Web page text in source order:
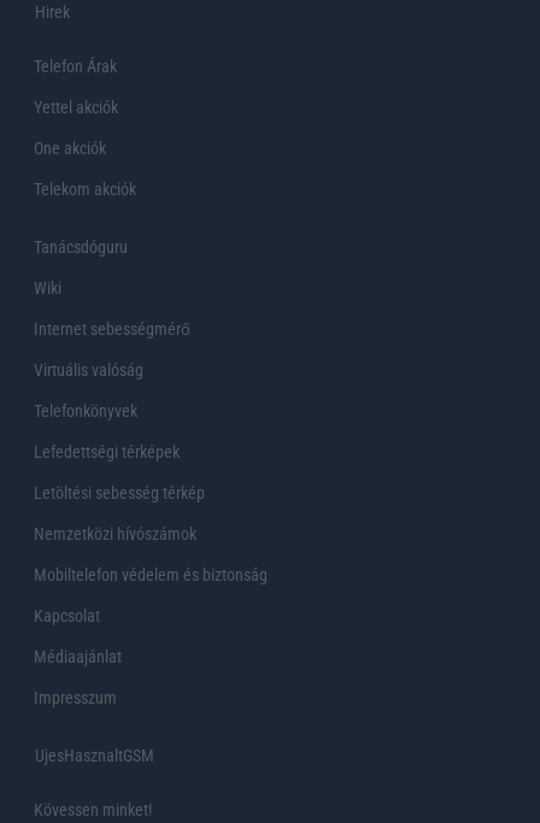
Hirek
Telefon Árak
Yettel akciók
One akciók
Telekom akciók
Tanácsdóguru
Wiki
Internet sebességmérő
Virtuális valóság
Telefonkönyvek
Lefedettségi térképek
Letöltési sebesség térkép
Nemzetközi hívószámok
Mobiltelefon védelem és biztonság
Kapcsolat
Médiaajánlat
Impresszum
UjesHasznaltGSM
Kövessen minket!